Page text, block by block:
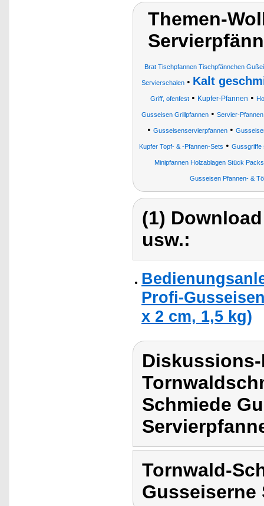
Themen-
Brat Tischpfannen Tischpfännchen
Servierschalen • Kalt
Griff, ofenfest • Kupfer-Pfannen •
Gusseisen Grillpfannen• Servier-Pfannen
• Gusseisenservierpfannen •
Kupfer Topf- & -Pfannen-Sets • Gussgriffe
Minipfannen Holzablagen Stück
Gusseisen Pfannen- &
(1)
usw.:
Profi-
x 2 cm, 1,5 kg)
Schmiede
Tornwald-
Gusseiserne